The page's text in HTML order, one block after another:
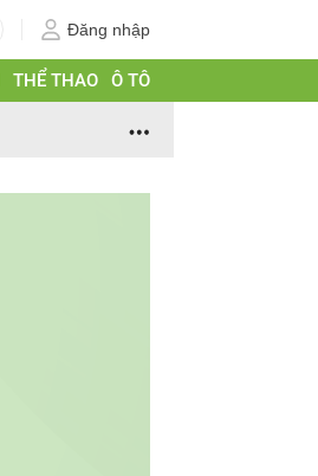
Đăng nhập
THỂ THAO Ô TÔ